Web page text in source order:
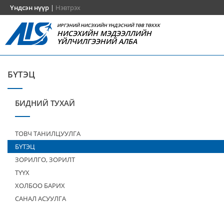
Үндсэн нүүр | Нэвтрэх
ИРГЭНИЙ НИСЭХИЙН ҮНДЭСНИЙ ТӨВ ТӨХХК
НИСЭХИЙН МЭДЭЭЛЛИЙН
ҮЙЛЧИЛГЭЭНИЙ АЛБА
БҮТЭЦ
БИДНИЙ ТУХАЙ
ТОВЧ ТАНИЛЦУУЛГА
БҮТЭЦ
ЗОРИЛГО, ЗОРИЛТ
ТҮҮХ
ХОЛБОО БАРИХ
САНАЛ АСУУЛГА